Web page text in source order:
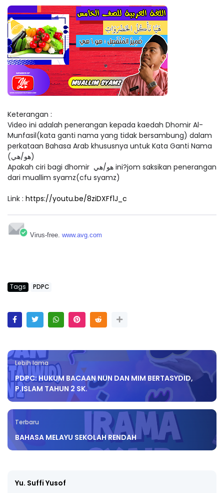
Keterangan :
Video ini adalah penerangan kepada kaedah Dhomir Al-
Munfasil(kata ganti nama yang tidak bersambung) dalam
perkataan Bahasa Arab khususnya untuk Kata Ganti Nama
(هو/هي)
Apakah ciri bagi dhomir هو/هي ini?jom saksikan penerangan
dari muallim syamz(cfu syamz)
Link : https://youtu.be/8ziDXFf1J_c
Virus-free. www.avg.com
Tags PDPC
Lebih lama
PDPC: HUKUM BACAAN NUN DAN MIM BERTASYDID,
P.ISLAM TAHUN 2 SK.
Terbaru
BAHASA MELAYU SEKOLAH RENDAH
Yu. Suffi Yusof